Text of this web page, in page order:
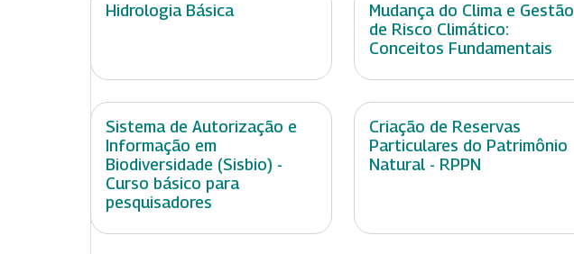
Hidrologia Básica
Mudança do Clima e Gestão
de Risco Climático:
Conceitos Fundamentais
Sistema de Autorização e
Informação em
Biodiversidade (Sisbio) -
Curso básico para
pesquisadores
Criação de Reservas
Particulares do Patrimônio
Natural - RPPN